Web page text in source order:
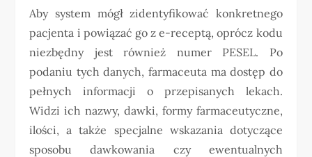
Aby system mógł zidentyfikować konkretnego
pacjenta i powiązać go z e-receptą, oprócz kodu
niezbędny jest również numer PESEL. Po
podaniu tych danych, farmaceuta ma dostęp do
pełnych informacji o przepisanych lekach.
Widzi ich nazwy, dawki, formy farmaceutyczne,
ilości, a także specjalne wskazania dotyczące
sposobu dawkowania czy ewentualnych